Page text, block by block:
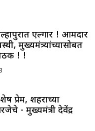
एल्गार ! आमदार
मुख्यमंत्र्यांच्यासोबत
! !
प्रेम, शहराच्या
- मुख्यमंत्री देवेंद्र